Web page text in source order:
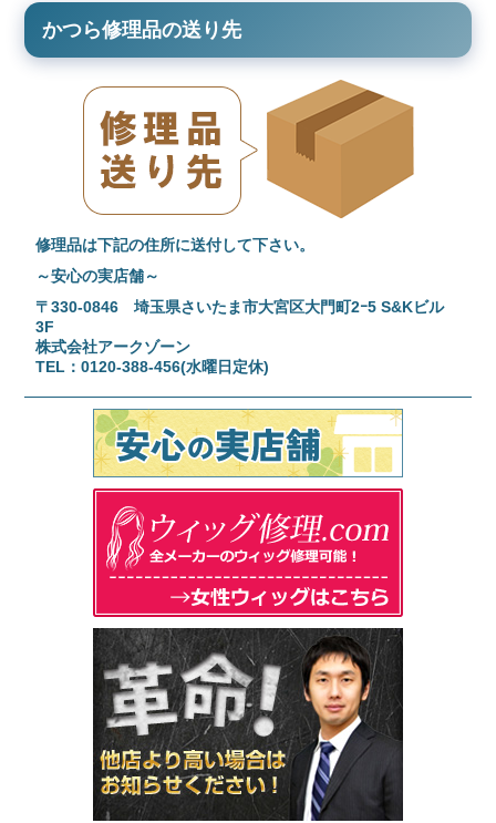
かつら修理品の送り先
修理品は下記の住所に送付して下さい。
～安心の実店舗～
〒330-0846 埼玉県さいたま市大宮区大門町2ｰ5 S&Kビル
3F
株式会社アークゾーン
TEL：0120-388-456(水曜日定休)